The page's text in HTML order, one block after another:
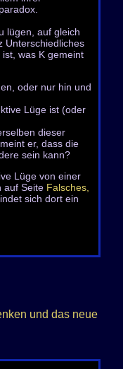
lügen, auf gleich
Unterschiedliches
was K gemeint
oder nur hin und
Lüge ist (oder
dieser
er, dass die
sein kann?
Lüge von einer
auf Seite Falsches,
sich dort ein
und das neue